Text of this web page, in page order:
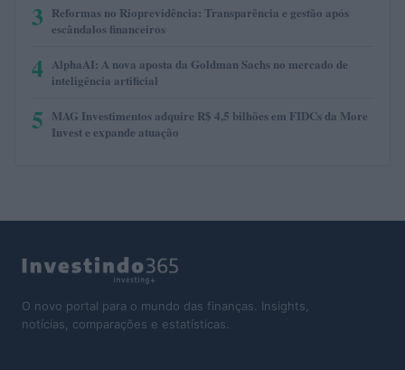
3 Reformas no Rioprevidência: Transparência e gestão após
escândalos financeiros
4 AlphaAI: A nova aposta da Goldman Sachs no mercado de
inteligência artificial
5 MAG Investimentos adquire R$ 4,5 bilhões em FIDCs da More
Invest e expande atuação
O novo portal para o mundo das finanças. Insights,
notícias, comparações e estatísticas.